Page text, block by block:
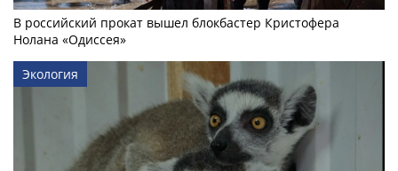
В российский прокат вышел блокбастер Кристофера
Нолана «Одиссея»
Экология